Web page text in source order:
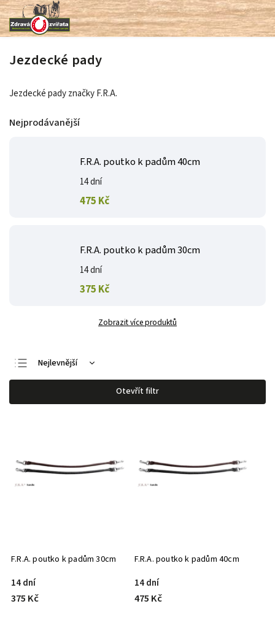
Jezdecké pady
Jezdecké pady značky F.R.A.
Nejprodávanější
F.R.A. poutko k padům 40cm
14 dní
475 Kč
F.R.A. poutko k padům 30cm
14 dní
375 Kč
Zobrazit více produktů
Nejlevnější
Nejdražší
Nejprodávanější
Otevřít filtr
F.R.A. poutko k padům 30cm
14 dní
375 Kč
F.R.A. poutko k padům 40cm
14 dní
475 Kč